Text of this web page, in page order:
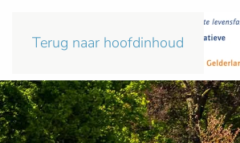
Terug naar hoofdinhoud